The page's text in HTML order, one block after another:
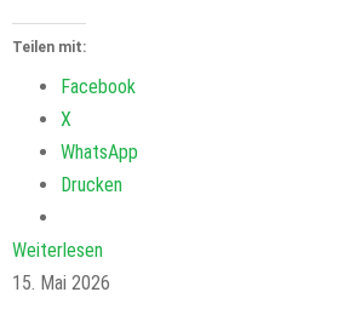
Teilen mit:
Facebook
X
WhatsApp
Drucken
Weiterlesen
15. Mai 2026